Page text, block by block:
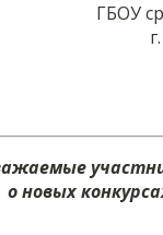
ГБОУ
о новых